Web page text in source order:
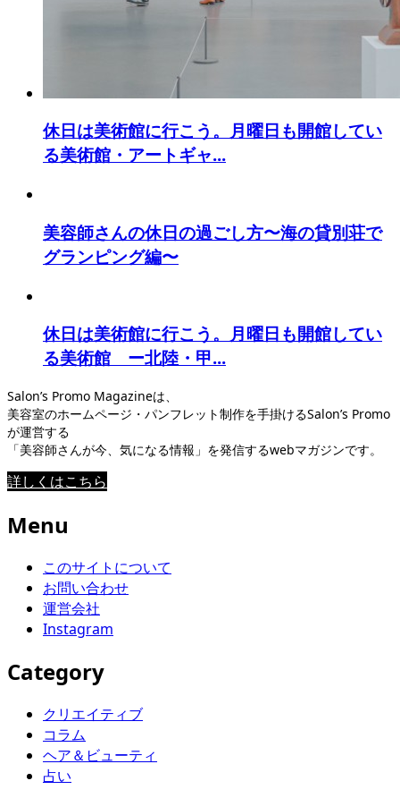
休日は美術館に行こう。月曜日も開館してい
る美術館・アートギャ...
美容師さんの休日の過ごし方〜海の貸別荘で
グランピング編〜
休日は美術館に行こう。月曜日も開館してい
る美術館 ー北陸・甲...
Salon’s Promo Magazineは、
美容室のホームページ・パンフレット制作を手掛けるSalon’s Promo
が運営する
「美容師さんが今、気になる情報」を発信するwebマガジンです。
詳しくはこちら
Menu
このサイトについて
お問い合わせ
運営会社
Instagram
Category
クリエイティブ
コラム
ヘア＆ビューティ
占い